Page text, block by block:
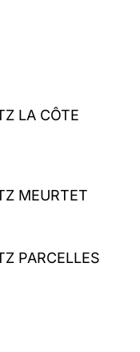
LA CÔTE
MEURTET
PARCELLES